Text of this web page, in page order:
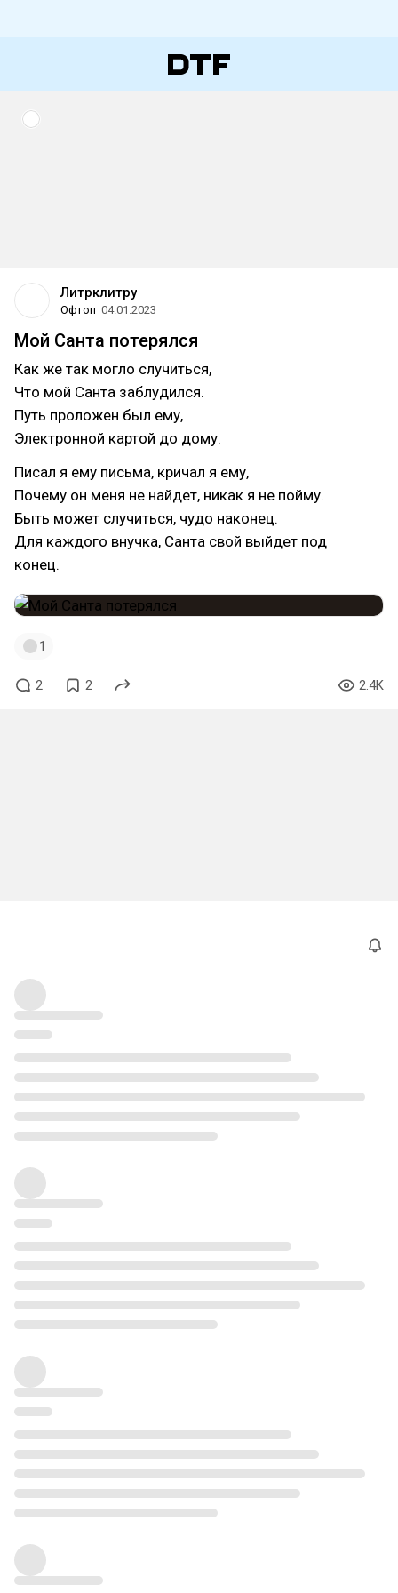
Литрклитру
Офтоп 04.01.2023
Мой Санта потерялся
Как же так могло случиться,
Что мой Санта заблудился.
Путь проложен был ему,
Электронной картой до дому.
Писал я ему письма, кричал я ему,
Почему он меня не найдет, никак я не пойму.
Быть может случиться, чудо наконец.
Для каждого внучка, Санта свой выйдет под
конец.
1
2 2 2.4K